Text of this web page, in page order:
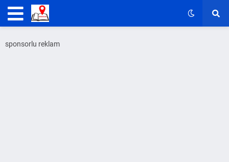
sponsorlu reklam